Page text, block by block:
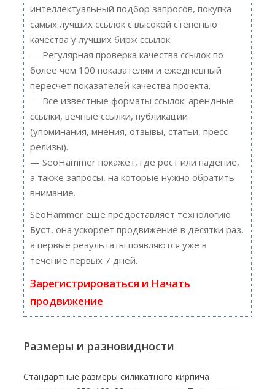
интеллектуальный подбор запросов, покупка
самых лучших ссылок с высокой степенью
качества у лучших бирж ссылок.
— Регулярная проверка качества ссылок по
более чем 100 показателям и ежедневный
пересчет показателей качества проекта.
— Все известные форматы ссылок: арендные
ссылки, вечные ссылки, публикации
(упоминания, мнения, отзывы, статьи, пресс-
релизы).
— SeoHammer покажет, где рост или падение,
а также запросы, на которые нужно обратить
внимание.
SeoHammer еще предоставляет технологию
Буст, она ускоряет продвижение в десятки раз,
а первые результаты появляются уже в
течение первых 7 дней.
Зарегистрироваться и Начать
продвижение
Размеры и разновидности
Стандартные размеры силикатного кирпича